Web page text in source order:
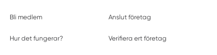
Bli medlem
Hur det fungerar?
Anslut företag
Verifiera ert företag